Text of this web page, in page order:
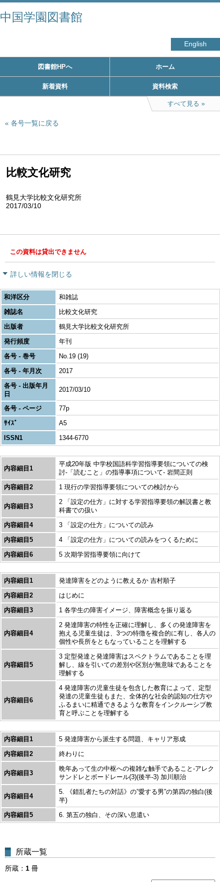
中国学園図書館
English
図書館HPへ ホーム
新着資料 資料検索
すべて見る
各号一覧に戻る
比較文化研究
鶴見大学比較文化研究所
2017/03/10
この資料は貸出できません
詳しい情報を閉じる
和洋区分
和雑誌
雑誌名
比較文化研究
出版者
鶴見大学比較文化研究所
発行頻度
年刊
各号 - 巻号
No.19 (19)
各号 - 年月次
2017
各号 - 出版年月
日
2017/03/10
各号 - ページ
77p
ｻｲｽﾞ
A5
ISSN1
1344-6770
内容細目1
平成20年版 中学校国語科学習指導要領についての検
討-「読むこと」の指導事項について- 岩間正則
内容細目2
1 現行の学習指導要領についての検討から
内容細目3
2 「設定の仕方」に対する学習指導要領の解説書と教
科書での扱い
内容細目4
3 「設定の仕方」についての読み
内容細目5
4 「設定の仕方」についての読みをつくるために
内容細目6
5 次期学習指導要領に向けて
内容細目1
発達障害をどのように教えるか 吉村順子
内容細目2
はじめに
内容細目3
1 各学生の障害イメージ、障害概念を振り返る
内容細目4
2 発達障害の特性を正確に理解し、多くの発達障害を
抱える児童生徒は、3つの特徴を複合的に有し、各人の
個性や長所をともなっていることを理解する
内容細目5
3 定型発達と発達障害はスペクトラムであることを理
解し、線を引いての差別や区別が無意味であることを
理解する
内容細目6
4 発達障害の児童生徒を包含した教育によって、定型
発達の児童生徒もまた、全体的な社会的認知の仕方や
ふるまいに精通できるような教育をインクルーシブ教
育と呼ぶことを理解する
内容細目1
5 発達障害から派生する問題、キャリア形成
内容細目2
終わりに
内容細目3
晩年あって生の中枢への複雑な触手であること-アレク
サンドレとボードレール(3)(後半-3) 加川順治
内容細目4
5. 《錯乱者たちの対話》の”愛する男”の第四の独白(後
半)
内容細目5
6. 第五の独白、その深い息遣い
所蔵一覧
所蔵 1 冊